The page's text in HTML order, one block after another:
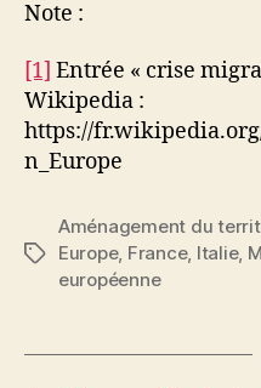
Note :
[1] Entrée « crise
Wikipedia :
https://
n_Europe
Étiquettes
Aménagement du
Europe, France, Italie,
européenne